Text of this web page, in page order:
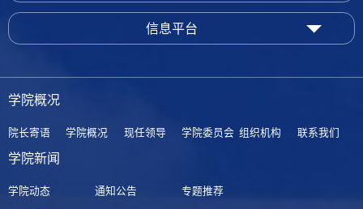
信息平台
学院概况
院长寄语 学院概况 现任领导 学院委员会 组织机构 联系我们
学院新闻
学院动态 通知公告 专题推荐